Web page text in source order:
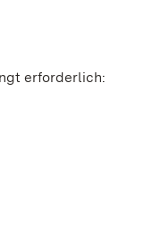
erforderlich: